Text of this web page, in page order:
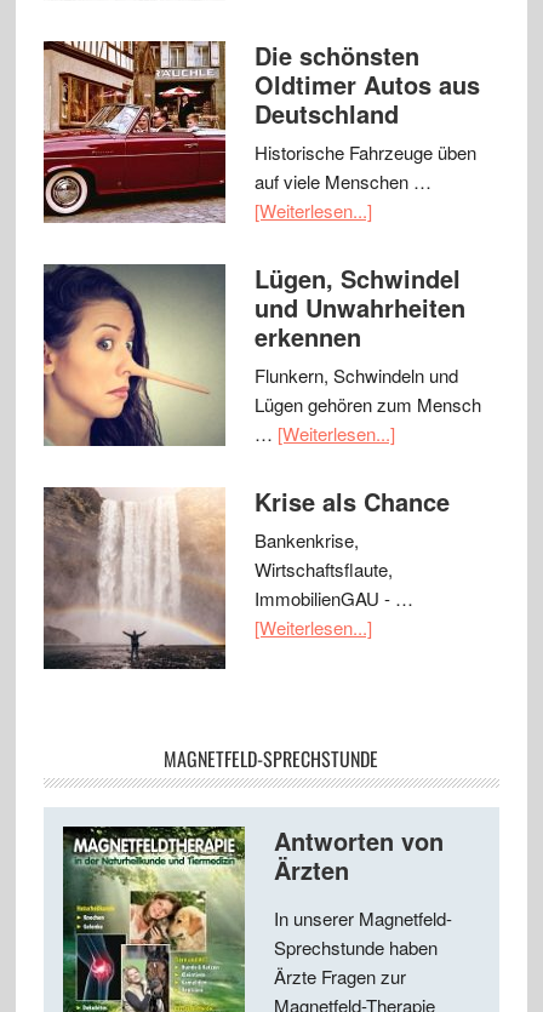
Die schönsten
Oldtimer Autos aus
Deutschland
Historische Fahrzeuge üben
auf viele Menschen …
[Weiterlesen...]
Lügen, Schwindel
und Unwahrheiten
erkennen
Flunkern, Schwindeln und
Lügen gehören zum Mensch
… [Weiterlesen...]
Krise als Chance
Bankenkrise,
Wirtschaftsflaute,
ImmobilienGAU - …
[Weiterlesen...]
MAGNETFELD-SPRECHSTUNDE
Antworten von
Ärzten
In unserer Magnetfeld-
Sprechstunde haben
Ärzte Fragen zur
Magnetfeld-Therapie